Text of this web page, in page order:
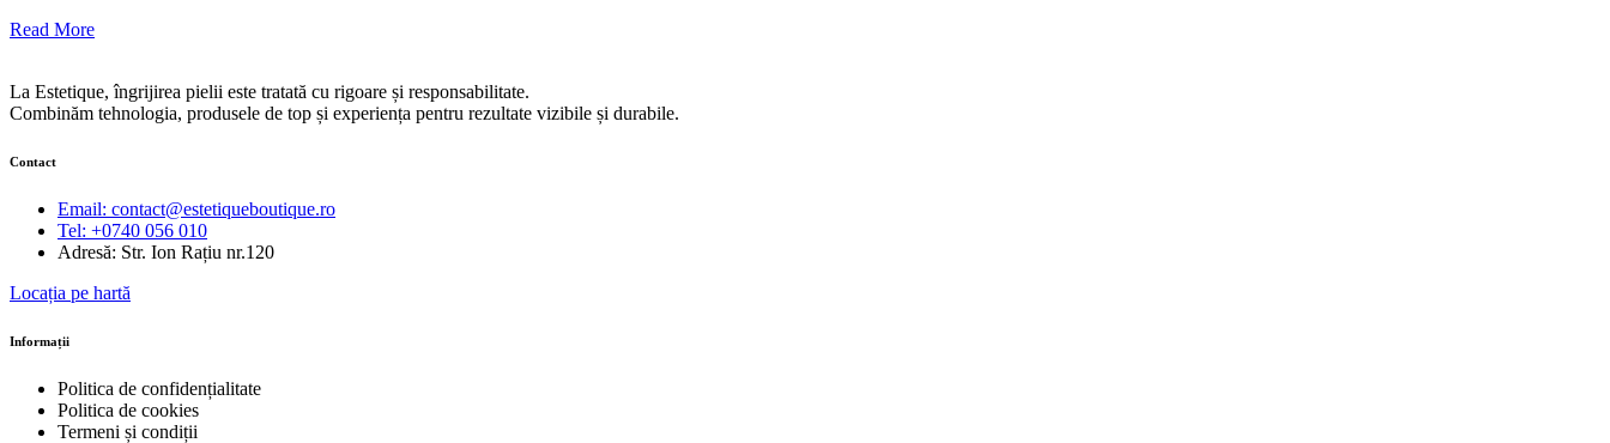
Read More
La Estetique, îngrijirea pielii este tratată cu rigoare și responsabilitate.
Combinăm tehnologia, produsele de top și experiența pentru rezultate vizibile și durabile.
Contact
Email: contact@estetiqueboutique.ro
Tel: +0740 056 010
Adresă: Str. Ion Rațiu nr.120
Locația pe hartă
Informații
Politica de confidențialitate
Politica de cookies
Termeni și condiții